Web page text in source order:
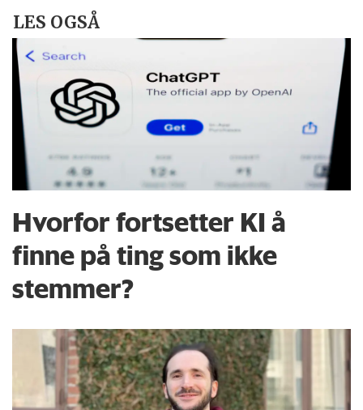
LES OGSÅ
Hvorfor fortsetter KI å
finne på ting som ikke
stemmer?